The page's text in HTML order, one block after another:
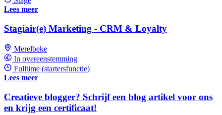
Lees meer
Stagiair(e) Marketing - CRM & Loyalty
Merelbeke
In overeenstemming
Fulltime (startersfunctie)
Lees meer
Creatieve blogger? Schrijf een blog artikel voor ons
en krijg een certificaat!